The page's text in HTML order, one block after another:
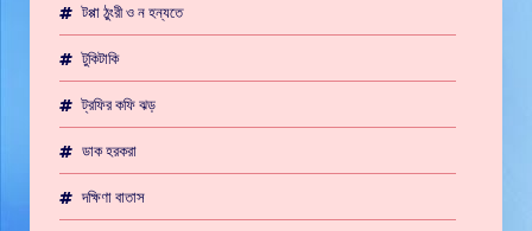
টপ্পা ঠুংরী ও ন হন্যতে
টুকিটাকি
ট্রফির কফি ঝড়
ডাক হরকরা
দক্ষিণা বাতাস